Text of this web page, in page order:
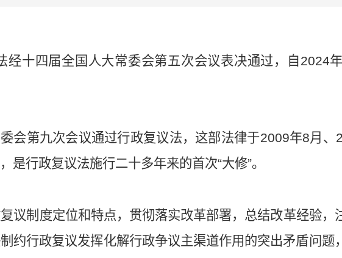
经十四届全国人大常委会第五次会议表决通过，自2024
会第九次会议通过行政复议法，这部法律于2009年8月、
是行政复议法施行二十多年来的首次“大修”。
议制度定位和特点，贯彻落实改革部署，总结改革经验，
约行政复议发挥化解行政争议主渠道作用的突出矛盾问题